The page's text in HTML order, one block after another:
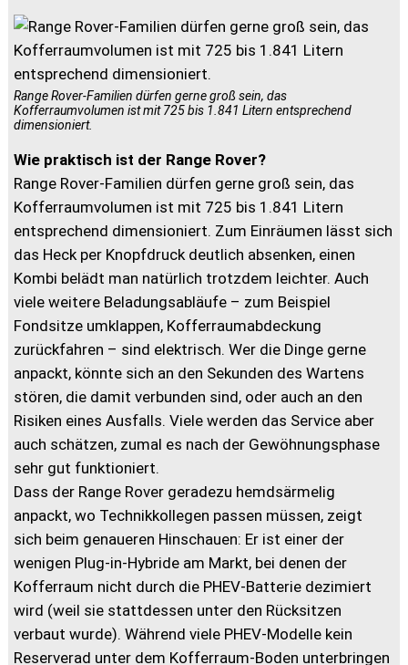
Range Rover-Familien dürfen gerne groß sein, das
Kofferraumvolumen ist mit 725 bis 1.841 Litern entsprechend
dimensioniert.
Wie praktisch ist der Range Rover?
Range Rover-Familien dürfen gerne groß sein, das
Kofferraumvolumen ist mit 725 bis 1.841 Litern
entsprechend dimensioniert. Zum Einräumen lässt sich
das Heck per Knopfdruck deutlich absenken, einen
Kombi belädt man natürlich trotzdem leichter. Auch
viele weitere Beladungsabläufe – zum Beispiel
Fondsitze umklappen, Kofferraumabdeckung
zurückfahren – sind elektrisch. Wer die Dinge gerne
anpackt, könnte sich an den Sekunden des Wartens
stören, die damit verbunden sind, oder auch an den
Risiken eines Ausfalls. Viele werden das Service aber
auch schätzen, zumal es nach der Gewöhnungsphase
sehr gut funktioniert.
Dass der Range Rover geradezu hemdsärmelig
anpackt, wo Technikkollegen passen müssen, zeigt
sich beim genaueren Hinschauen: Er ist einer der
wenigen Plug-in-Hybride am Markt, bei denen der
Kofferraum nicht durch die PHEV-Batterie dezimiert
wird (weil sie stattdessen unter den Rücksitzen
verbaut wurde). Während viele PHEV-Modelle kein
Reserverad unter dem Kofferraum-Boden unterbringen